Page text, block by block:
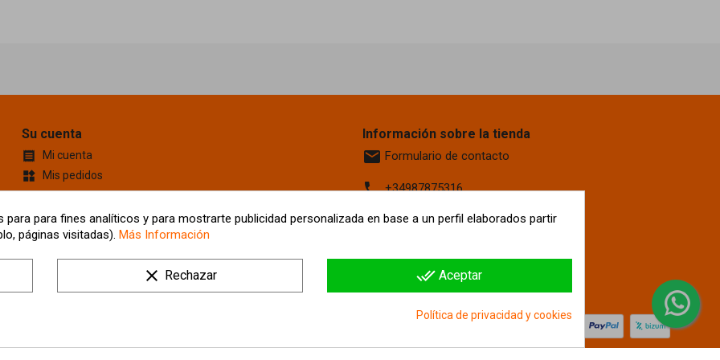
Su cuenta
 Mi cuenta
widgets Mis pedidos
Cupones de descuento
account_box Información personal
location_on Mis Direcciones
Tus ajustes de cookies
Información sobre la tienda
email Formulario de contacto
phone+34987875316
location_on Calle La Fontanilla, 6
para fines analíticos y para mostrarte publicidad personalizada en base a un perfil elaborados partir
páginas visitadas). Más Información
clear Rechazar done_all Aceptar
Política de privacidad y cookies